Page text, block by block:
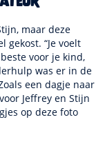
maar deze
“Je voelt
voor je kind,
was er in de
een dagje naar
Jeffrey en Stijn
op deze foto